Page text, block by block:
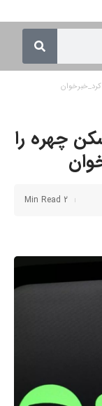
کرد_خبرخوان
چهره را
2 Min Read